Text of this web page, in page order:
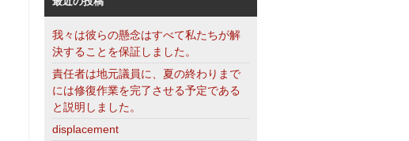
我々は彼らの懸念はすべて私たちが解
決することを保証しました。
責任者は地元議員に、夏の終わりまで
には修復作業を完了させる予定である
と説明しました。
displacement